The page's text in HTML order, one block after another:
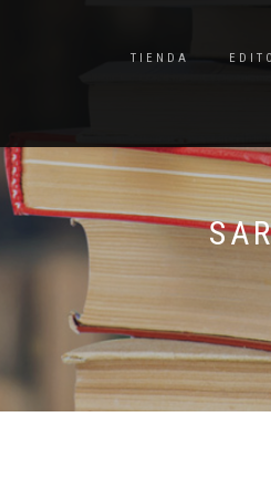
TIENDA